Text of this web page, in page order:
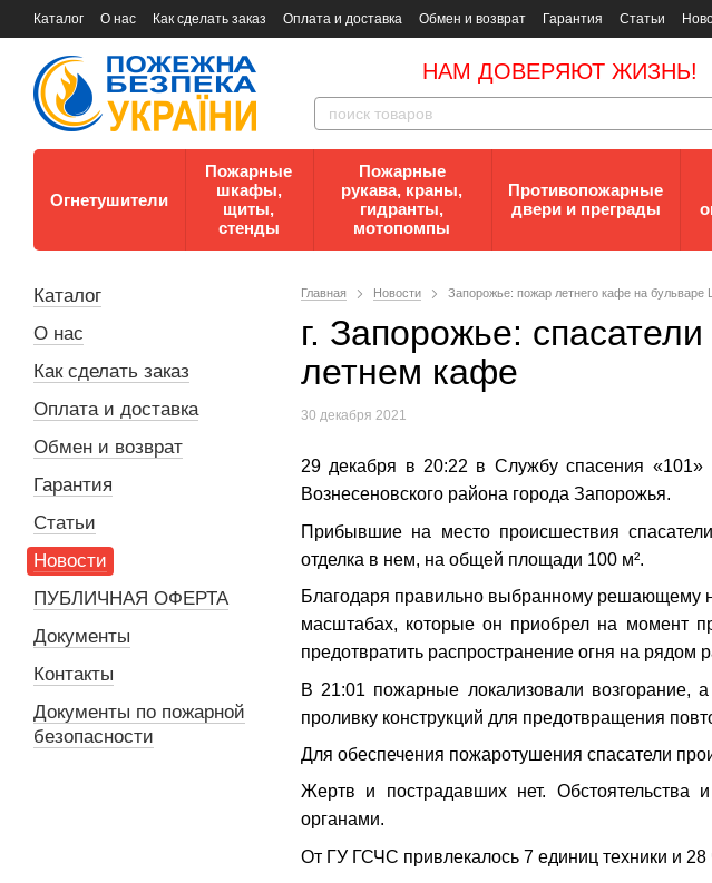
Каталог О нас Как сделать заказ Оплата и доставка Обмен и возврат Гарантия Статьи
Документы
Контакты Документы по пожарной безопасности
НАМ ДОВЕРЯЮТ ЖИЗНЬ!
Огнетушители
Пожарные
шкафы,
щиты,
стенды
Пожарные
рукава, краны,
гидранты,
мотопомпы
Противопожарные
двери и преграды
Главная Новости Запорожье: пожар летнего кафе на бульваре
г. Запорожье:
летнем кафе
30 декабря 2021
29 декабря в 20:22 в Службу спасения
Вознесеновского района города Запорожья.
Прибывшие на место происшествия
отделка в нем, на общей площади 100 м².
Благодаря правильно выбранному решающему
масштабах, которые он приобрел на момент
предотвратить распространение огня на рядом
В 21:01 пожарные локализовали возгорание,
проливку конструкций для предотвращения
Для обеспечения пожаротушения спасатели
Жертв и пострадавших нет. Обстоятельства
органами.
От ГУ ГСЧС привлекалось 7 единиц техники и 28
Каталог
О нас
Как сделать заказ
Оплата и доставка
Обмен и возврат
Гарантия
Статьи
Новости
ПУБЛИЧНАЯ ОФЕРТА
Документы
Контакты
Документы по пожарной
безопасности